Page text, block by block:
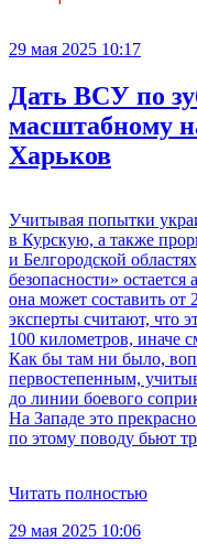
29 мая 2025 10:17
Дать ВСУ по
масштабному
Харьков
Учитывая попытки
в Курскую, а также
и Белгородской
безопасности»
она может составить от
эксперты считают, что
100 километров, иначе
Как бы там ни было,
первостепенным,
до линии боевого
На Западе это
по этому поводу бьют
Читать полностью
29 мая 2025 10:06